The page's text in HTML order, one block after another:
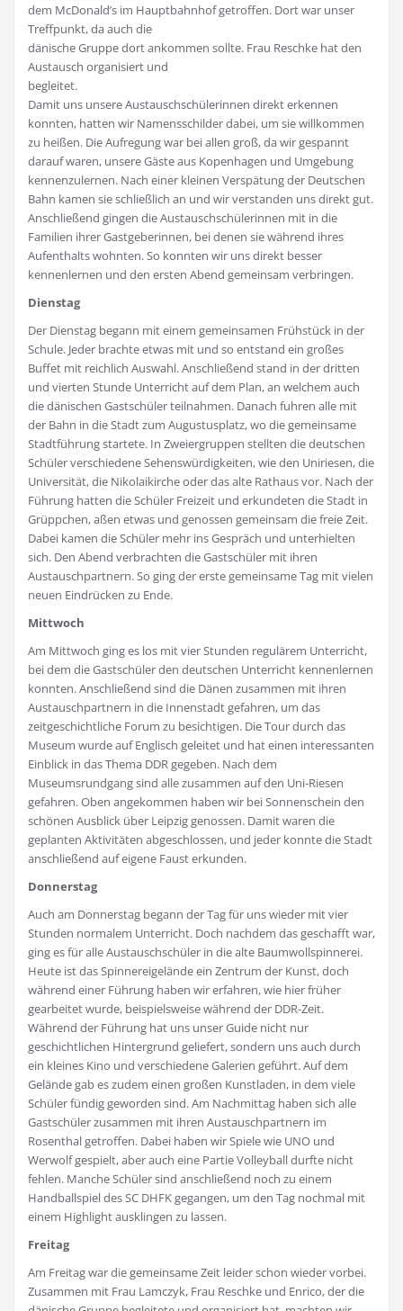
dem McDonald’s im Hauptbahnhof getroffen. Dort war unser
Treffpunkt, da auch die
dänische Gruppe dort ankommen sollte. Frau Reschke hat den
Austausch organisiert und
begleitet.
Damit uns unsere Austauschschülerinnen direkt erkennen
konnten, hatten wir Namensschilder dabei, um sie willkommen
zu heißen. Die Aufregung war bei allen groß, da wir gespannt
darauf waren, unsere Gäste aus Kopenhagen und Umgebung
kennenzulernen. Nach einer kleinen Verspätung der Deutschen
Bahn kamen sie schließlich an und wir verstanden uns direkt gut.
Anschließend gingen die Austauschschülerinnen mit in die
Familien ihrer Gastgeberinnen, bei denen sie während ihres
Aufenthalts wohnten. So konnten wir uns direkt besser
kennenlernen und den ersten Abend gemeinsam verbringen.
Dienstag
Der Dienstag begann mit einem gemeinsamen Frühstück in der
Schule. Jeder brachte etwas mit und so entstand ein großes
Buffet mit reichlich Auswahl. Anschließend stand in der dritten
und vierten Stunde Unterricht auf dem Plan, an welchem auch
die dänischen Gastschüler teilnahmen. Danach fuhren alle mit
der Bahn in die Stadt zum Augustusplatz, wo die gemeinsame
Stadtführung startete. In Zweiergruppen stellten die deutschen
Schüler verschiedene Sehenswürdigkeiten, wie den Uniriesen, die
Universität, die Nikolaikirche oder das alte Rathaus vor. Nach der
Führung hatten die Schüler Freizeit und erkundeten die Stadt in
Grüppchen, aßen etwas und genossen gemeinsam die freie Zeit.
Dabei kamen die Schüler mehr ins Gespräch und unterhielten
sich. Den Abend verbrachten die Gastschüler mit ihren
Austauschpartnern. So ging der erste gemeinsame Tag mit vielen
neuen Eindrücken zu Ende.
Mittwoch
Am Mittwoch ging es los mit vier Stunden regulärem Unterricht,
bei dem die Gastschüler den deutschen Unterricht kennenlernen
konnten. Anschließend sind die Dänen zusammen mit ihren
Austauschpartnern in die Innenstadt gefahren, um das
zeitgeschichtliche Forum zu besichtigen. Die Tour durch das
Museum wurde auf Englisch geleitet und hat einen interessanten
Einblick in das Thema DDR gegeben. Nach dem
Museumsrundgang sind alle zusammen auf den Uni-Riesen
gefahren. Oben angekommen haben wir bei Sonnenschein den
schönen Ausblick über Leipzig genossen. Damit waren die
geplanten Aktivitäten abgeschlossen, und jeder konnte die Stadt
anschließend auf eigene Faust erkunden.
Donnerstag
Auch am Donnerstag begann der Tag für uns wieder mit vier
Stunden normalem Unterricht. Doch nachdem das geschafft war,
ging es für alle Austauschschüler in die alte Baumwollspinnerei.
Heute ist das Spinnereigelände ein Zentrum der Kunst, doch
während einer Führung haben wir erfahren, wie hier früher
gearbeitet wurde, beispielsweise während der DDR-Zeit.
Während der Führung hat uns unser Guide nicht nur
geschichtlichen Hintergrund geliefert, sondern uns auch durch
ein kleines Kino und verschiedene Galerien geführt. Auf dem
Gelände gab es zudem einen großen Kunstladen, in dem viele
Schüler fündig geworden sind. Am Nachmittag haben sich alle
Gastschüler zusammen mit ihren Austauschpartnern im
Rosenthal getroffen. Dabei haben wir Spiele wie UNO und
Werwolf gespielt, aber auch eine Partie Volleyball durfte nicht
fehlen. Manche Schüler sind anschließend noch zu einem
Handballspiel des SC DHFK gegangen, um den Tag nochmal mit
einem Highlight ausklingen zu lassen.
Freitag
Am Freitag war die gemeinsame Zeit leider schon wieder vorbei.
Zusammen mit Frau Lamczyk, Frau Reschke und Enrico, der die